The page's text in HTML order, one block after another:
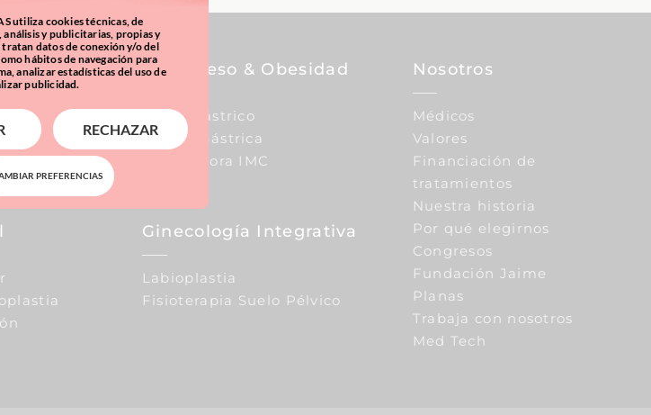
Pecho
De Pecho
De Pecho
Sobrepeso & Obesidad
Balón Gástrico
Manga Gástrica
Calculadora IMC
Ginecología Integrativa
Labioplastia
Fisioterapia Suelo Pélvico
Nosotros
Médicos
Valores
Financiación de
tratamientos
Nuestra historia
Por qué elegirnos
Congresos
Fundación Jaime
Planas
Trabaja con nosotros
Med Tech
utiliza cookies técnicas, de
y publicitarias, propias y
datos de conexión y/o del
hábitos de navegación para
analizar estadísticas del uso de
publicidad.
RECHAZAR
PREFERENCIAS